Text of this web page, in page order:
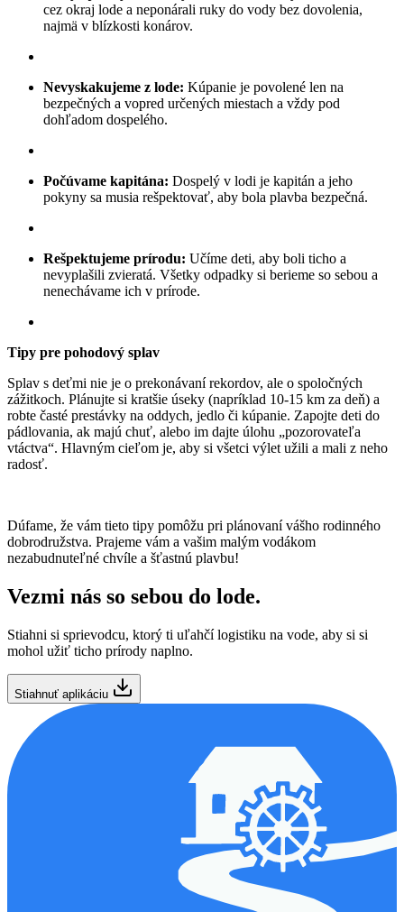
cez okraj lode a neponárali ruky do vody bez dovolenia,
najmä v blízkosti konárov.
Nevyskakujeme z lode: Kúpanie je povolené len na
bezpečných a vopred určených miestach a vždy pod
dohľadom dospelého.
Počúvame kapitána: Dospelý v lodi je kapitán a jeho
pokyny sa musia rešpektovať, aby bola plavba bezpečná.
Rešpektujeme prírodu: Učíme deti, aby boli ticho a
nevyplašili zvieratá. Všetky odpadky si berieme so sebou a
nenechávame ich v prírode.
Tipy pre pohodový splav
Splav s deťmi nie je o prekonávaní rekordov, ale o spoločných
zážitkoch. Plánujte si kratšie úseky (napríklad 10-15 km za deň) a
robte časté prestávky na oddych, jedlo či kúpanie. Zapojte deti do
pádlovania, ak majú chuť, alebo im dajte úlohu „pozorovateľa
vtáctva“. Hlavným cieľom je, aby si všetci výlet užili a mali z neho
radosť.
Dúfame, že vám tieto tipy pomôžu pri plánovaní vášho rodinného
dobrodružstva. Prajeme vám a vašim malým vodákom
nezabudnuteľné chvíle a šťastnú plavbu!
Image Gallery
Vezmi nás so sebou do lode.
Stiahni si sprievodcu, ktorý ti uľahčí logistiku na vode, aby si si
mohol užiť ticho prírody naplno.
Stiahnuť aplikáciu